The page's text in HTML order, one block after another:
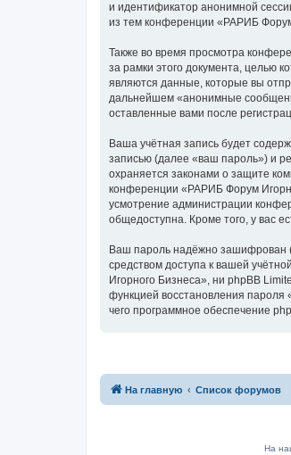
и идентификатор анонимной
из тем конференции «РАРИБ
Также во время просмотра
за рамки этого документа, целью
являются данные, которые вы
дальнейшем «анонимные
оставленные вами после
Ваша учётная запись будет
записью (далее «ваш пароль») и
охраняется законами о защите
конференции «РАРИБ Форум
усмотрение администрации
общедоступна. Кроме того, у вас
Ваш пароль надёжно зашифрован
средством доступа к вашей
Игорного Бизнеса», ни phpBB
функцией восстановления
чего программное обеспечение
На главную Список форумов
На